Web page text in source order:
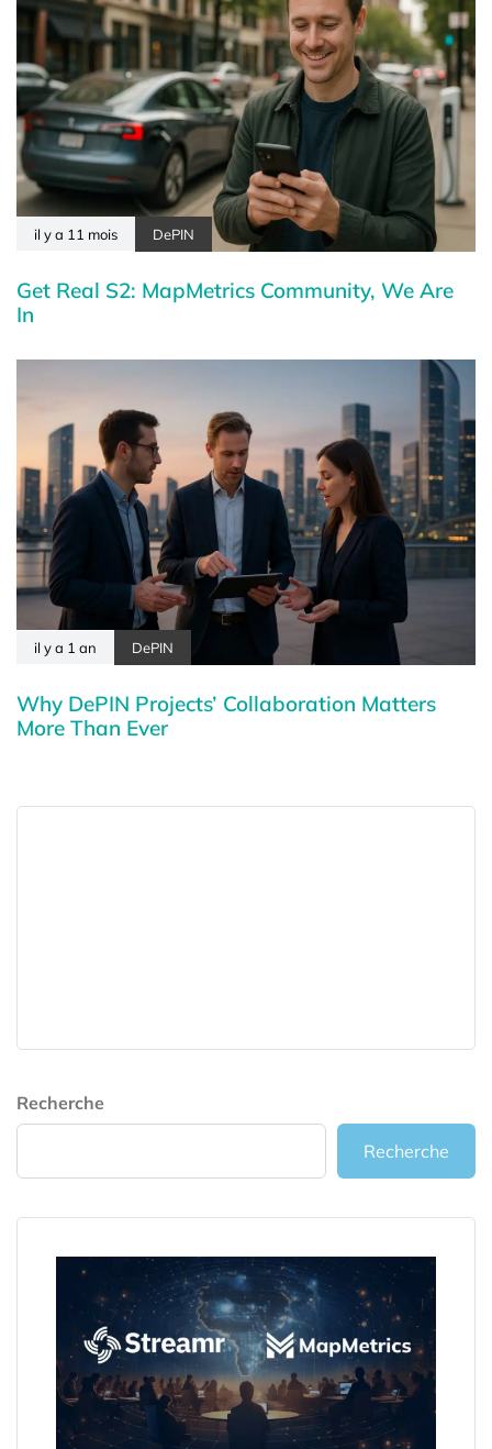
il y a 11 mois DePIN
Get Real S2: MapMetrics Community, We Are
In
il y a 1 an DePIN
Why DePIN Projects’ Collaboration Matters
More Than Ever
Recherche
Recherche